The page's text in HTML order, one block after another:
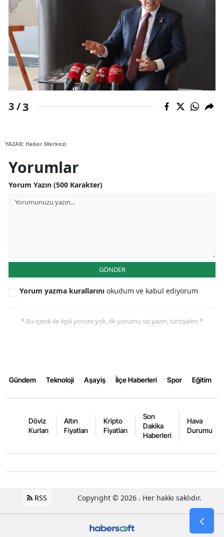
Batman
Şırnak
Ardahan
Iğdır
Yalova
3 /3
YAZAR: Haber Merkezi
Yorumlar
Yorum Yazın (500 Karakter)
GÖNDER
Yorum yazma kurallarını okudum ve kabul ediyorum
* Bu içerik ile ilgili yorum yok, ilk yorumu siz yazın, tartışalım *
Gündem Teknoloji Aşayiş İlçe Haberleri Spor Eğitim
Döviz
Kurları
Altın
Fiyatları
Kripto
Fiyatları
Son
Dakika
Haberleri
Hava
Durumu
RSS Copyright © 2026 . Her hakkı saklıdır.